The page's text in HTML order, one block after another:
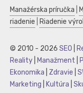
Manažérska príručka
riadenie
Riadenie
© 2010 - 2026 SEO
Reality
Manažment
Ekonomika
Zdravie
Marketing
Kultúra